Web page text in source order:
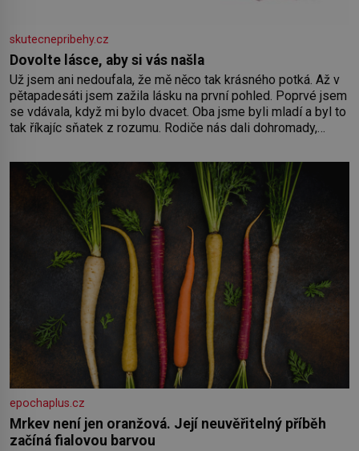
skutecnepribehy.cz
Dovolte lásce, aby si vás našla
Už jsem ani nedoufala, že mě něco tak krásného potká. Až v
pětapadesáti jsem zažila lásku na první pohled. Poprvé jsem
se vdávala, když mi bylo dvacet. Oba jsme byli mladí a byl to
tak říkajíc sňatek z rozumu. Rodiče nás dali dohromady,
oběma moc nesvědčilo, brzy jsme zjistili, že
epochaplus.cz
Mrkev není jen oranžová. Její neuvěřitelný příběh
začíná fialovou barvou